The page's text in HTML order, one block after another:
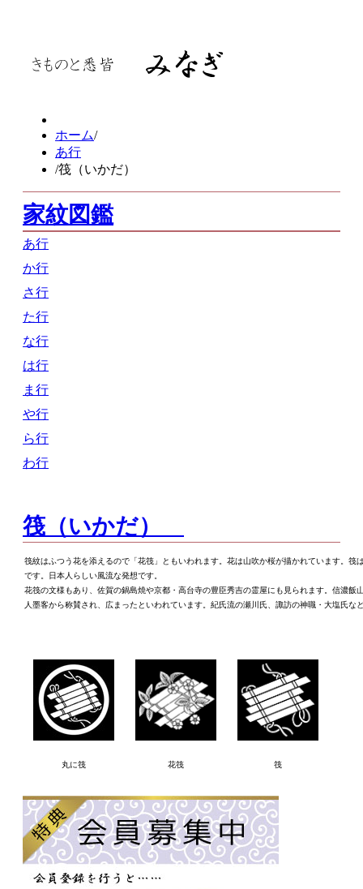
ホーム/
あ行
/筏（いかだ）
家紋図鑑
あ行
か行
さ行
た行
な行
は行
ま行
や行
ら行
わ行
筏（いかだ）
筏紋はふつう花を添えるので「花筏」ともいわれます。花は山吹か桜が描かれています。筏
です。日本人らしい風流な発想です。
花筏の文様もあり、佐賀の鍋島焼や京都・高台寺の豊臣秀吉の霊屋にも見られます。信濃飯
人墨客から称賛され、広まったといわれています。紀氏流の瀬川氏、諏訪の神職・大塩氏な
丸に筏 花筏 筏
悉皆とは
みなぎの業務
着物の修理
着物の再利用
着物のご相談
みなぎの料金
着物・仕立て料金
修理の料金
再利用の料金
所在地
ネットショップ